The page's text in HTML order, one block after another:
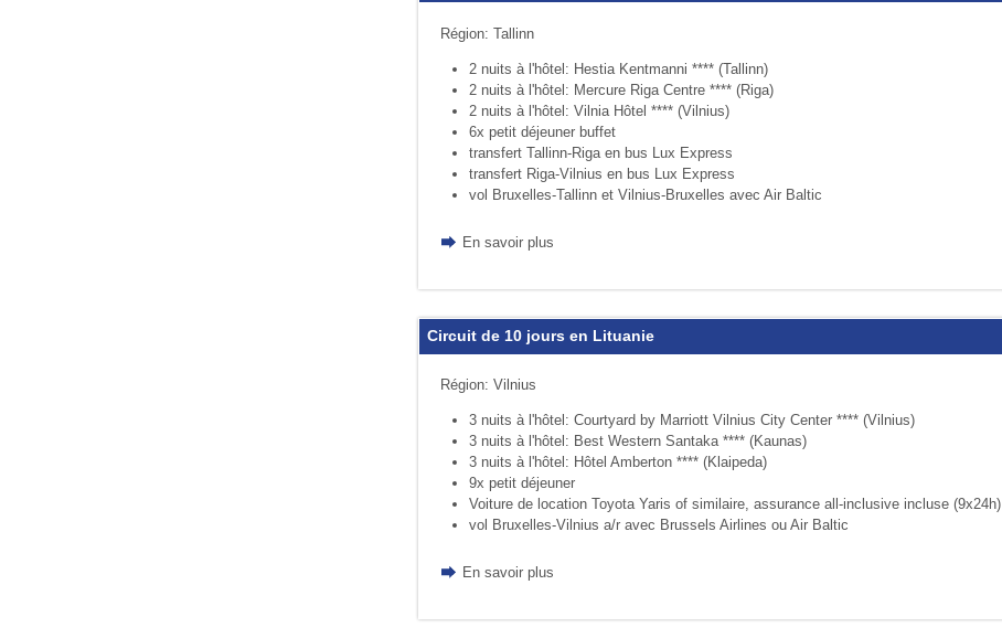
Région: Tallinn
2 nuits à l'hôtel: Hestia Kentmanni **** (Tallinn)
2 nuits à l'hôtel: Mercure Riga Centre **** (Riga)
2 nuits à l'hôtel: Vilnia Hôtel **** (Vilnius)
6x petit déjeuner buffet
transfert Tallinn-Riga en bus Lux Express
transfert Riga-Vilnius en bus Lux Express
vol Bruxelles-Tallinn et Vilnius-Bruxelles avec Air Baltic
En savoir plus
Circuit de 10 jours en Lituanie
Région: Vilnius
3 nuits à l'hôtel: Courtyard by Marriott Vilnius City Center **** (Vilnius)
3 nuits à l'hôtel: Best Western Santaka **** (Kaunas)
3 nuits à l'hôtel: Hôtel Amberton **** (Klaipeda)
9x petit déjeuner
Voiture de location Toyota Yaris of similaire, assurance all-inclusive incluse (9x24h)
vol Bruxelles-Vilnius a/r avec Brussels Airlines ou Air Baltic
En savoir plus